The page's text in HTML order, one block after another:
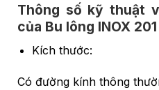
Thông số kỹ thuật
của Bu lông INOX 201
Kích thước:
Có đường kính thông